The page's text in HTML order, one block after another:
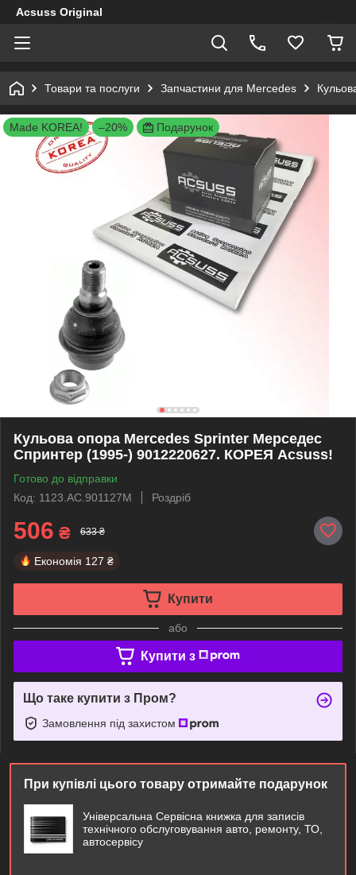
Acsuss Original
Товари та послуги Запчастини для Mercedes
Made KOREA! –20% Подарунок
Кульова опора Mercedes Sprinter Мерседес
Спринтер (1995-) 9012220627. КОРЕЯ Acsuss!
Готово до відправки
Код: 1123.AC.901127M
Роздріб
506 ₴ 633 ₴
Економія 127 ₴
Купити
або
Купити з
Що таке купити з Пром?
Замовлення під захистом
При купівлі цього товару отримайте подарунок
Універсальна Сервісна книжка для записів
технічного обслуговування авто, ремонту, ТО,
автосервісу